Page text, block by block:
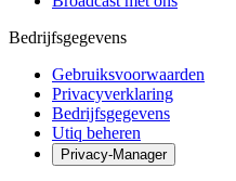
Bedrijfsgegevens
Gebruiksvoorwaarden
Privacyverklaring
Bedrijfsgegevens
Utiq beheren
Privacy-Manager